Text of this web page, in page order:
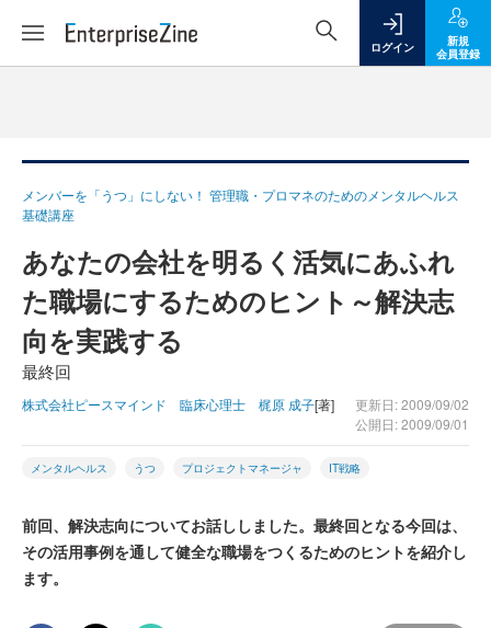
ログイン
新規
会員登録
メンバーを「うつ」にしない！ 管理職・プロマネのためのメンタルヘルス
基礎講座
あなたの会社を明るく活気にあふれ
た職場にするためのヒント～解決志
向を実践する
最終回
株式会社ピースマインド 臨床心理士 梶原 成子[著]
更新日: 2009/09/02
公開日: 2009/09/01
メンタルヘルス うつ プロジェクトマネージャ IT戦略
前回、解決志向についてお話ししました。最終回となる今回は、
その活用事例を通して健全な職場をつくるためのヒントを紹介し
ます。